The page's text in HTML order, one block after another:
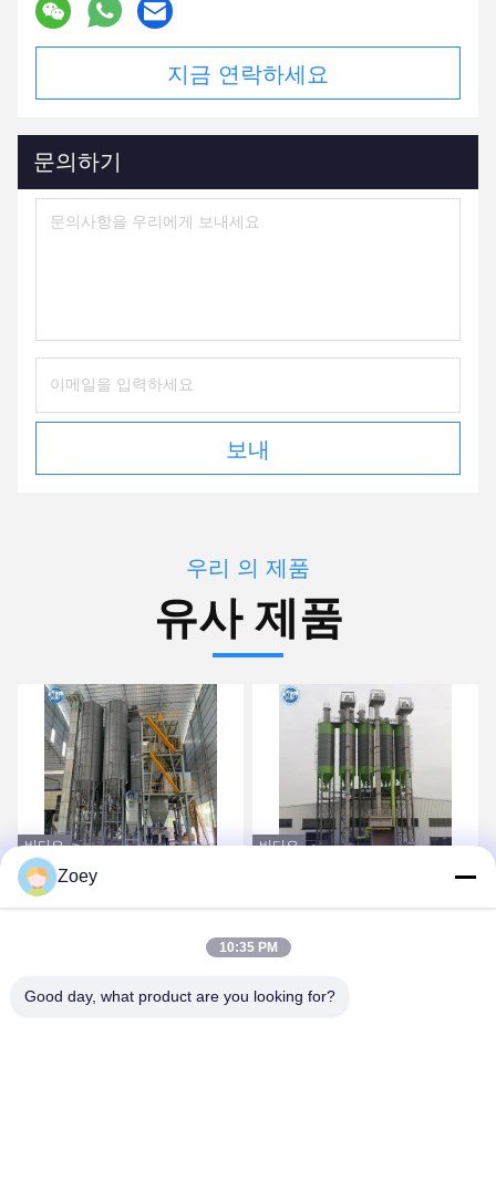
지금 연락하세요
문의하기
보내
우리 의 제품
유사 제품
비디오
30T/H 시멘트 벽 퍼티 건조
모르타르 공장 석고 석고
가장 좋은 가격 을 구하라
비디오
완전 자동 특수 밀터 리본
믹서 드라이 밀터 믹서 기
가장 좋은 가격 을 구하라
Zoey
10:35 PM
Good day, what product are you looking for?